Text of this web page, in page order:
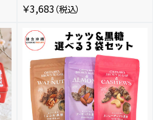
￥3,683（税込）